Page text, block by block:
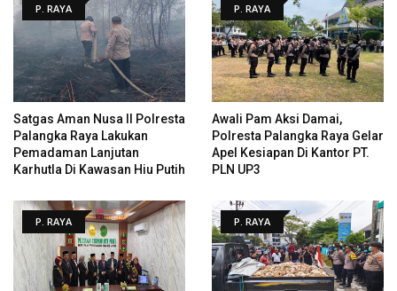
P. RAYA
Satgas Aman Nusa II Polresta
Palangka Raya Lakukan
Pemadaman Lanjutan
Karhutla Di Kawasan Hiu Putih
P. RAYA
Awali Pam Aksi Damai,
Polresta Palangka Raya Gelar
Apel Kesiapan Di Kantor PT.
PLN UP3
P. RAYA P. RAYA